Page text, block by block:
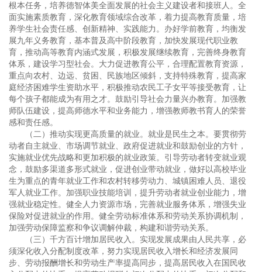
根本任务，培养德智体美全面发展的社会主义建设者和接班人。全
面实施素质教育，深化教育领域综合改革，着力提高教育质量，培
养学生社会责任感、创新精神、实践能力。办好学前教育，均衡发
展九年义务教育，基本普及高中阶段教育，加快发展现代职业教
育，推动高等教育内涵式发展，积极发展继续教育，完善终身教育
体系，建设学习型社会。大力促进教育公平，合理配置教育资源，
重点向农村、边远、贫困、民族地区倾斜，支持特殊教育，提高家
庭经济困难学生资助水平，积极推动农民工子女平等接受教育，让
每个孩子都能成为有用之才。鼓励引导社会力量兴办教育。加强教
师队伍建设，提高师德水平和业务能力，增强教师教书育人的荣誉
感和责任感。
（二）推动实现更高质量的就业。就业是民生之本。要贯彻劳
动者自主就业、市场调节就业、政府促进就业和鼓励创业的方针，
实施就业优先战略和更加积极的就业政策。引导劳动者转变就业观
念，鼓励多渠道多形式就业，促进创业带动就业，做好以高校毕业
生为重点的青年就业工作和农村转移劳动力、城镇困难人员、退役
军人就业工作。加强职业技能培训，提升劳动者就业创业能力，增
强就业稳定性。健全人力资源市场，完善就业服务体系，增强失业
保险对促进就业的作用。健全劳动标准体系和劳动关系协调机制，
加强劳动保障监察和争议调解仲裁，构建和谐劳动关系。
（三）千方百计增加居民收入。实现发展成果由人民共享，必
须深化收入分配制度改革，努力实现居民收入增长和经济发展同
步、劳动报酬增长和劳动生产率提高同步，提高居民收入在国民收